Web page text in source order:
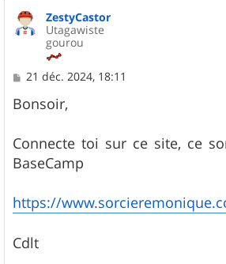
ZestyCastor
Utagawiste
gourou
M
s
s
g
e
21 déc. 2024, 18:11
Bonsoir,
Connecte toi sur ce site, ce
BaseCamp
https://
Cdlt